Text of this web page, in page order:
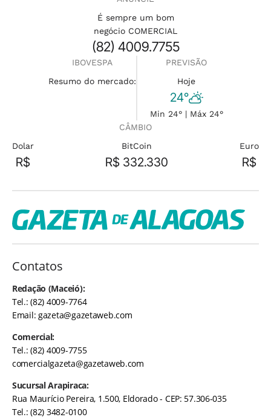
É sempre um bom
negócio COMERCIAL
(82) 4009.7755
IBOVESPA
Resumo do mercado:
PREVISÃO
Hoje
24°
Min 24° | Máx 24°
CÂMBIO
Dolar
R$
BitCoin
R$ 332.330
Euro
R$
Contatos
Redação (Maceió):
Tel.: (82) 4009-7764
Email:gazeta@gazetaweb.com
Comercial:
Tel.: (82) 4009-7755
comercialgazeta@gazetaweb.com
Sucursal Arapiraca:
Rua Maurício Pereira, 1.500, Eldorado - CEP: 57.306-035
Tel.: (82) 3482-0100